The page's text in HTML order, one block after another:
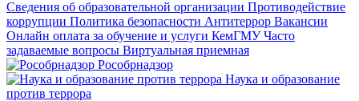
Сведения об образовательной организации Противодействие
коррупции Политика безопасности Антитеррор Вакансии
Онлайн оплата за обучение и услуги КемГМУ Часто
задаваемые вопросы Виртуальная приемная
Рособрнадзор
Наука и образование
против террора